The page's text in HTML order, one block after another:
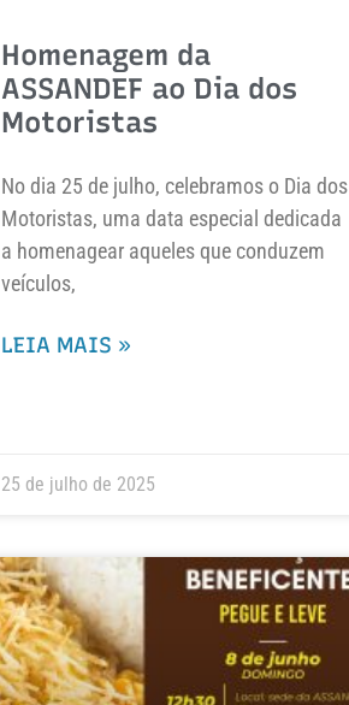
Homenagem da
ASSANDEF ao Dia dos
Motoristas
No dia 25 de julho, celebramos o Dia dos
Motoristas, uma data especial dedicada
a homenagear aqueles que conduzem
veículos,
LEIA MAIS »
25 de julho de 2025